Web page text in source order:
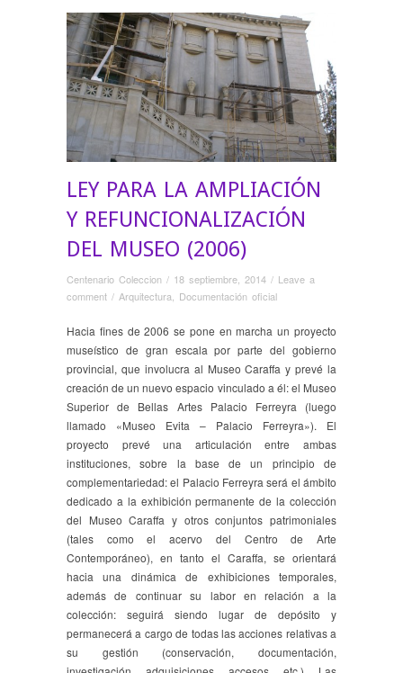
LEY PARA LA AMPLIACIÓN
Y REFUNCIONALIZACIÓN
DEL MUSEO (2006)
Centenario Coleccion / 18 septiembre, 2014 / Leave a
comment / Arquitectura Documentación oficial
Hacia fines de 2006 se pone en marcha un proyecto
museístico de gran escala por parte del gobierno
provincial, que involucra al Museo Caraffa y prevé la
creación de un nuevo espacio vinculado a él: el Museo
Superior de Bellas Artes Palacio Ferreyra (luego
llamado «Museo Evita – Palacio Ferreyra»). El
proyecto prevé una articulación entre ambas
instituciones, sobre la base de un principio de
complementariedad: el Palacio Ferreyra será el ámbito
dedicado a la exhibición permanente de la colección
del Museo Caraffa y otros conjuntos patrimoniales
(tales como el acervo del Centro de Arte
Contemporáneo), en tanto el Caraffa, se orientará
hacia una dinámica de exhibiciones temporales,
además de continuar su labor en relación a la
colección: seguirá siendo lugar de depósito y
permanecerá a cargo de todas las acciones relativas a
su gestión (conservación, documentación,